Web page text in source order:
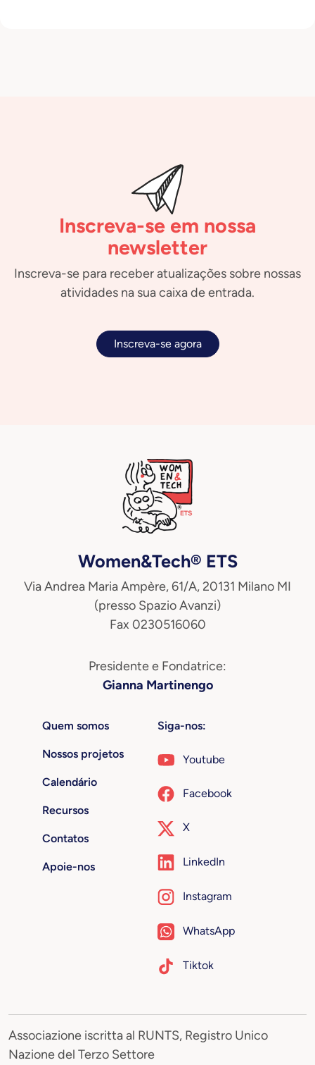
Inscreva-se em nossa
newsletter
Inscreva-se para receber atualizações sobre nossas
atividades na sua caixa de entrada.
Inscreva-se agora
Women&Tech® ETS
Via Andrea Maria Ampère, 61/A, 20131 Milano MI
(presso Spazio Avanzi)
Fax 0230516060
Presidente e Fondatrice:
Gianna Martinengo
Quem somos
Nossos projetos
Calendário
Recursos
Contatos
Apoie-nos
Siga-nos:
Youtube
Facebook
X
LinkedIn
Instagram
WhatsApp
Tiktok
Associazione iscritta al RUNTS, Registro Unico
Nazione del Terzo Settore